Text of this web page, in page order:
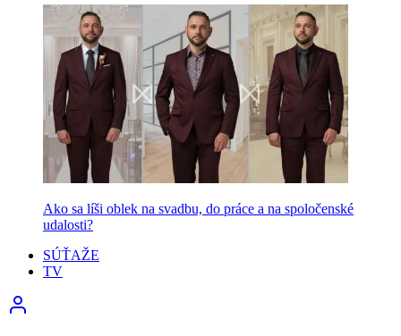
Ako sa líši oblek na svadbu, do práce a na spoločenské
udalosti?
SÚŤAŽE
TV